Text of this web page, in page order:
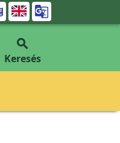


Keresés